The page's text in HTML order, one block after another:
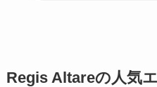
Regis Altareの人気